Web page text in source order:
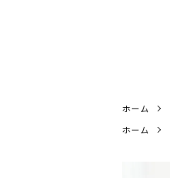
ホーム
ホーム